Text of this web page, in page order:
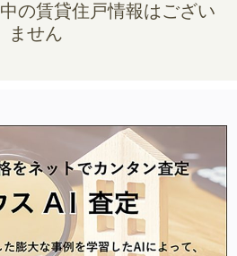
の賃貸住戸情報はござい
ません